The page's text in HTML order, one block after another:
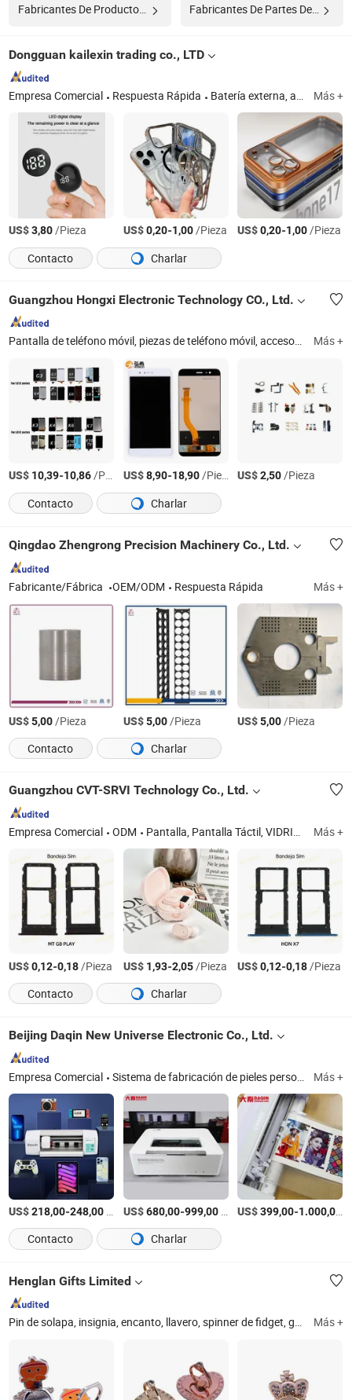
Fabricantes De Productos De Teléfonos Móviles Fabricantes De Partes De Teléfono Móvil
Dongguan kailexin trading co., LTD
Empresa Comercial Respuesta Rápida Batería externa, altavoz Bluetooth, auriculares Bluetooth, protector de pantalla para teléfono, funda para teléfono, cámara de tablero para coche, reloj inteligente, gafas inteligentes, 4G cámara, soporte para teléfono Más +
US$3,80/Pieza US$0,20-1,00/Pieza US$0,20-1,00/Pieza
Contacto
Charlar
Guangzhou Hongxi Electronic Technology CO., Ltd.
Pantalla de teléfono móvil, piezas de teléfono móvil, accesorios de teléfono móvil Más +
US$ 10,39-10,86/Pieza US$8,90-18,90/Pieza US$2,50/Pieza
Contacto
Charlar
Qingdao Zhengrong Precision Machinery Co., Ltd.
Fabricante/Fábrica OEM/ODM Respuesta Rápida Más +
US$5,00/Pieza US$5,00/Pieza US$5,00/Pieza
Contacto
Charlar
Guangzhou CVT-SRVI Technology Co., Ltd.
Empresa Comercial ODM Pantalla, Pantalla Táctil, VIDRIO+OCA, Piezas de Repuesto, Batería, Herramientas de Reparación, Máquina de Corte de Películas, Película Hidrogel, Protector de Pantalla, Cargador, Cable de Datos, Auriculares, Funda, Batería Externa, Reloj Inteligente Más +
US$0,12-0,18/Pieza US$ 1,93-2,05/Pieza US$0,12-0,18/Pieza
Contacto
Charlar
Beijing Daqin New Universe Electronic Co., Ltd.
Empresa Comercial Sistema de fabricación de pieles personalizadas para teléfonos, máquina de fabricación de pegatinas personalizadas para laptops, máquina de corte láser para protectores de pantalla de vidrio templado, cortadora de protectores de pantalla IDskin, impresora de fundas para teléfonos personalizadas, partes y accesorios para teléfonos móviles Más +
US$218,00-248,00 US$680,00-999,00/Pieza US$399,00-1.000,00 /
Contacto
Charlar
Henglan Gifts Limited
Pin de solapa, insignia, encanto, llavero, spinner de fidget, gemelo, collar, horquilla, medalla, moneda de desafío Más +